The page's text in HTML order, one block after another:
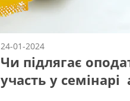
24-01-2024
Чи підлягає
участь у семінарі